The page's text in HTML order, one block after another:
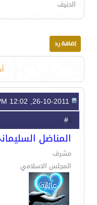
الحنيف
1
المناضل
مشرف
المجلس الاسلامي